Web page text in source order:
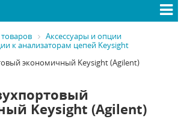
Аксессуары и опции
к анализаторам цепей Keysight
экономичный Keysight (Agilent)
Keysight (Agilent)